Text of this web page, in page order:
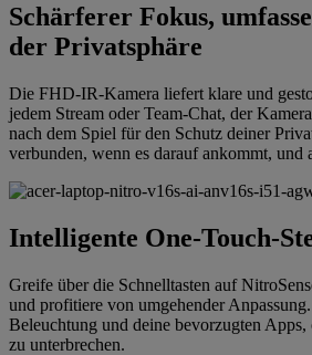
Schärferer Fokus,
der Privatsphäre
Die FHD-IR-Kamera liefert klare und
jedem Stream oder Team-Chat, der
nach dem Spiel für den Schutz deiner
verbunden, wenn es darauf ankommt, und
Intelligente One-Touch-
Greife über die Schnelltasten auf
und profitiere von umgehender
Beleuchtung und deine bevorzugten
zu unterbrechen.